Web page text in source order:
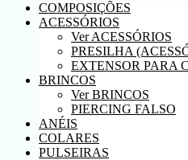
COMPOSIÇÕES
ACESSÓRIOS
Ver ACESSÓRIOS
PRESILHA
EXTENSOR PARA
BRINCOS
Ver BRINCOS
PIERCING FALSO
ANÉIS
COLARES
PULSEIRAS